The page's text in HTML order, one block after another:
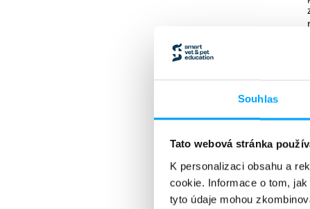
Souhlas
Tato webová stránka
K personalizaci obsahu a
cookie. Informace o tom,
tyto údaje mohou